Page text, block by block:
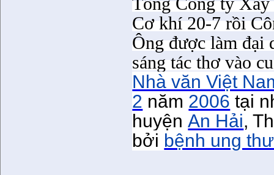
Cơ khí 20-7 rồi
Ông được làm đại
sáng tác thơ vào
Nhà văn Việt
2 năm 2006 tại
huyện An Hải,
bởi bệnh ung thư